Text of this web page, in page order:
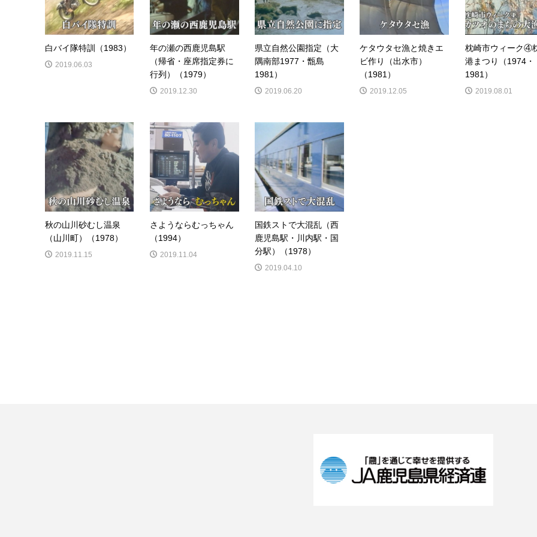
白バイ隊特訓（1983）
2019.06.03
年の瀬の西鹿児島駅
（帰省・座席指定券に
行列）（1979）
2019.12.30
県立自然公園指定（大
隅南部1977・甑島
1981）
2019.06.20
ケタウタセ漁と焼きエ
ビ作り（出水市）
（1981）
2019.12.05
枕崎市ウィーク④
港まつり（1974・
1981）
2019.08.01
秋の山川砂むし温泉
（山川町）（1978）
2019.11.15
さようならむっちゃん
（1994）
2019.11.04
国鉄ストで大混乱（西
鹿児島駅・川内駅・国
分駅）（1978）
2019.04.10